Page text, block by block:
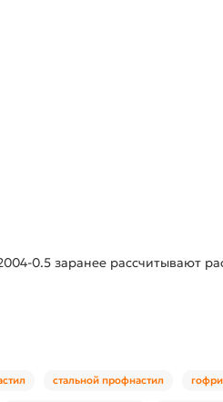
0.5 заранее рассчитывают
стальной профнастил